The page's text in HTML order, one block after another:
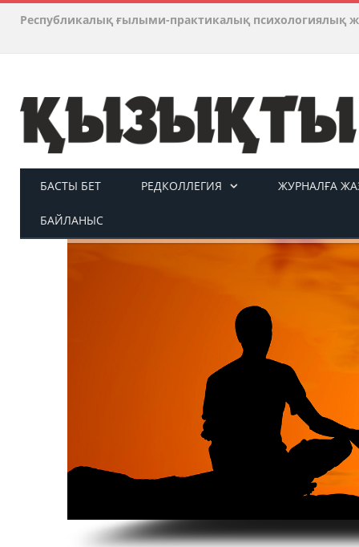
Республикалық ғылыми-практикалық психологиялық
БАСТЫ БЕТ РЕДКОЛЛЕГИЯ ЖУРНАЛҒА
БАЙЛАНЫС